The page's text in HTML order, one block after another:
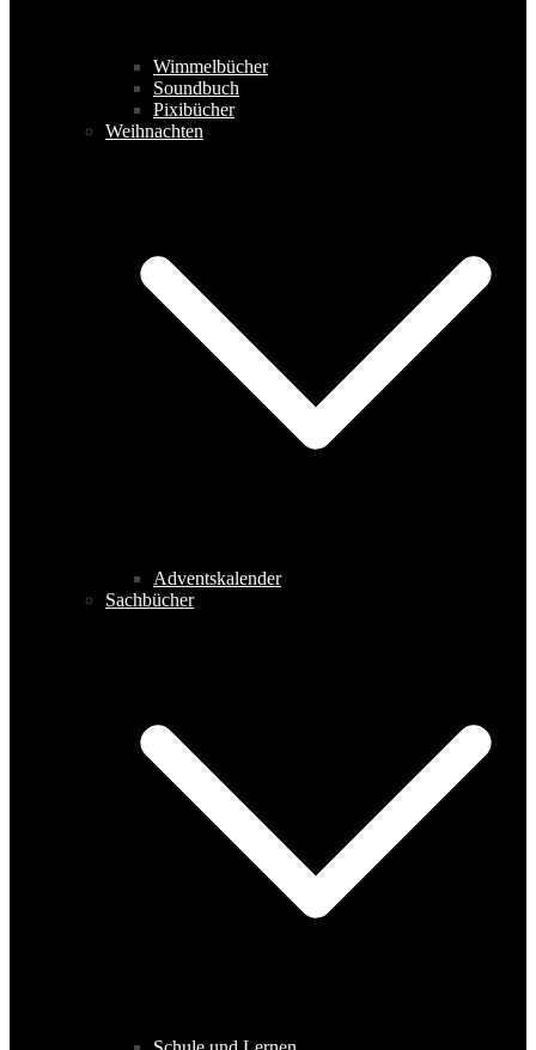
Wimmelbücher
Soundbuch
Pixibücher
Weihnachten
Adventskalender
Sachbücher